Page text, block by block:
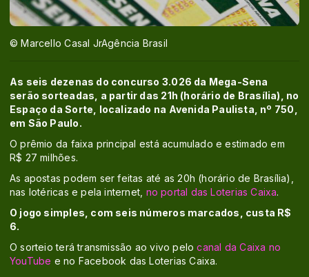
© Marcello Casal JrAgência Brasil
As seis dezenas do concurso 3.026 da Mega-Sena
serão sorteadas, a partir das 21h (horário de Brasília), no
Espaço da Sorte, localizado na Avenida Paulista, nº 750,
em São Paulo.
O prêmio da faixa principal está acumulado e estimado em
R$ 27 milhões.
As apostas podem ser feitas até as 20h (horário de Brasília),
nas lotéricas e pela internet, no portal das Loterias Caixa.
O jogo simples, com seis números marcados, custa R$
6.
O sorteio terá transmissão ao vivo pelocanal da Caixa no
YouTube e no Facebook das Loterias Caixa.